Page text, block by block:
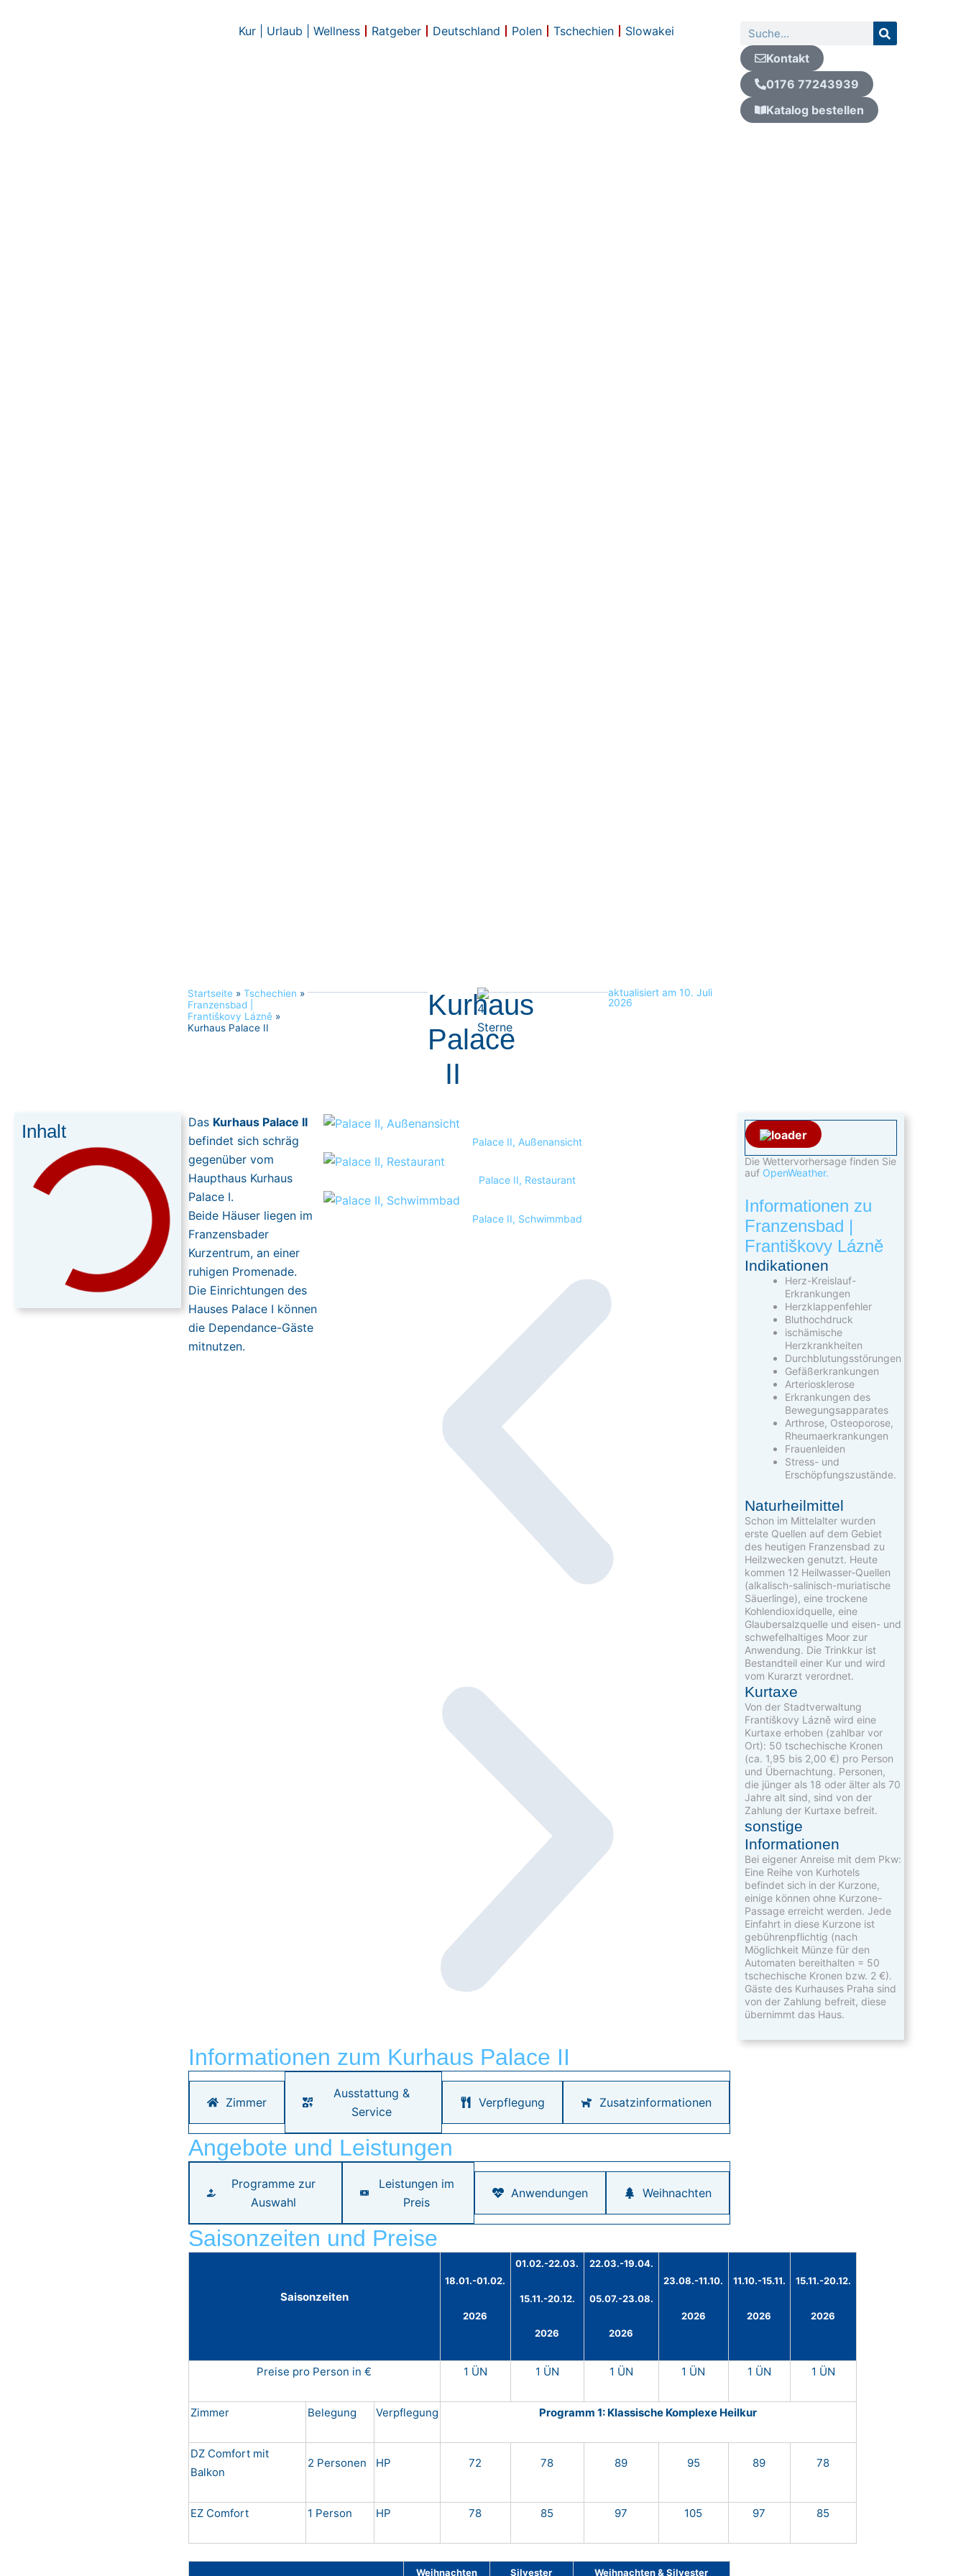
Kur | Urlaub | Wellness Ratgeber Deutschland Polen Tschechien Slowakei
Suche
Kontakt
0176 77243939
Katalog bestellen
Startseite »Tschechien »
Franzensbad |
Františkovy Lázně »
Kurhaus Palace II
Kurhaus
Palace
II
aktualisiert am 10. Juli
2026
Inhalt Das Kurhaus Palace II
befindet sich schräg
gegenüber vom
Haupthaus Kurhaus
Palace I.
Beide Häuser liegen im
Franzensbader
Kurzentrum, an einer
ruhigen Promenade.
Die Einrichtungen des
Hauses Palace I können
die Dependance-Gäste
mitnutzen.
Palace II, Außenansicht
Palace II, Restaurant
Palace II, Schwimmbad
Informationen zum Kurhaus Palace II
Zimmer
Ausstattung &
Service
Verpflegung Zusatzinformationen
Angebote und Leistungen
Programme zur
Auswahl
Leistungen im
Preis
Anwendungen Weihnachten
Saisonzeiten und Preise
Saisonzeiten
18.01.-01.02.
2026
01.02.-22.03.
15.11.-20.12.
2026
22.03.-19.04.
05.07.-23.08.
2026
23.08.-11.10.
2026
11.10.-15.11.
2026
15.11.-20.12.
2026
Preise pro Person in € 1 ÜN 1 ÜN 1 ÜN 1 ÜN 1 ÜN 1 ÜN
Zimmer Belegung Verpflegung Programm 1: Klassische Komplexe Heilkur
DZ Comfort mit
Balkon
2 Personen HP 72 78 89 95 89 78
EZ Comfort 1 Person HP 78 85 97 105 97 85
Weihnachten Silvester Weihnachten & Silvester
Die Wettervorhersage finden Sie
auf OpenWeather.
Informationen zu
Franzensbad |
Františkovy Lázně
Indikationen
Herz-Kreislauf-
Erkrankungen
Herzklappenfehler
Bluthochdruck
ischämische
Herzkrankheiten
Durchblutungsstörungen
Gefäßerkrankungen
Arteriosklerose
Erkrankungen des
Bewegungsapparates
Arthrose, Osteoporose,
Rheumaerkrankungen
Frauenleiden
Stress- und
Erschöpfungszustände.
Naturheilmittel
Schon im Mittelalter wurden
erste Quellen auf dem Gebiet
des heutigen Franzensbad zu
Heilzwecken genutzt. Heute
kommen 12 Heilwasser-Quellen
(alkalisch-salinisch-muriatische
Säuerlinge), eine trockene
Kohlendioxidquelle, eine
Glaubersalzquelle und eisen- und
schwefelhaltiges Moor zur
Anwendung. Die Trinkkur ist
Bestandteil einer Kur und wird
vom Kurarzt verordnet.
Kurtaxe
Von der Stadtverwaltung
Františkovy Lázně wird eine
Kurtaxe erhoben (zahlbar vor
Ort): 50 tschechische Kronen
(ca. 1,95 bis 2,00 €) pro Person
und Übernachtung. Personen,
die jünger als 18 oder älter als 70
Jahre alt sind, sind von der
Zahlung der Kurtaxe befreit.
sonstige
Informationen
Bei eigener Anreise mit dem Pkw:
Eine Reihe von Kurhotels
befindet sich in der Kurzone,
einige können ohne Kurzone-
Passage erreicht werden. Jede
Einfahrt in diese Kurzone ist
gebührenpflichtig (nach
Möglichkeit Münze für den
Automaten bereithalten = 50
tschechische Kronen bzw. 2 €).
Gäste des Kurhauses Praha sind
von der Zahlung befreit, diese
übernimmt das Haus.